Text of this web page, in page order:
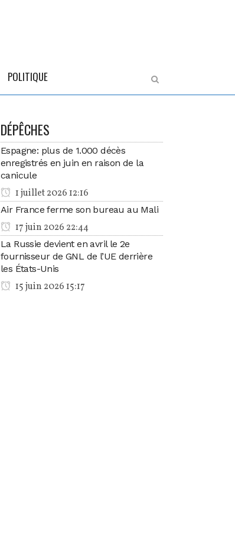
POLITIQUE
DÉPÊCHES
Espagne: plus de 1.000 décès
enregistrés en juin en raison de la
canicule
1 juillet 2026 12:16
Air France ferme son bureau au Mali
17 juin 2026 22:44
La Russie devient en avril le 2e
fournisseur de GNL de l’UE derrière
les États-Unis
15 juin 2026 15:17